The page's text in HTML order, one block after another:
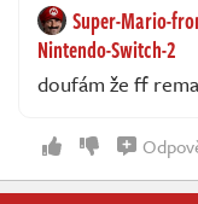
Super-Mario-
Nintendo-Switch-2
doufám že ff